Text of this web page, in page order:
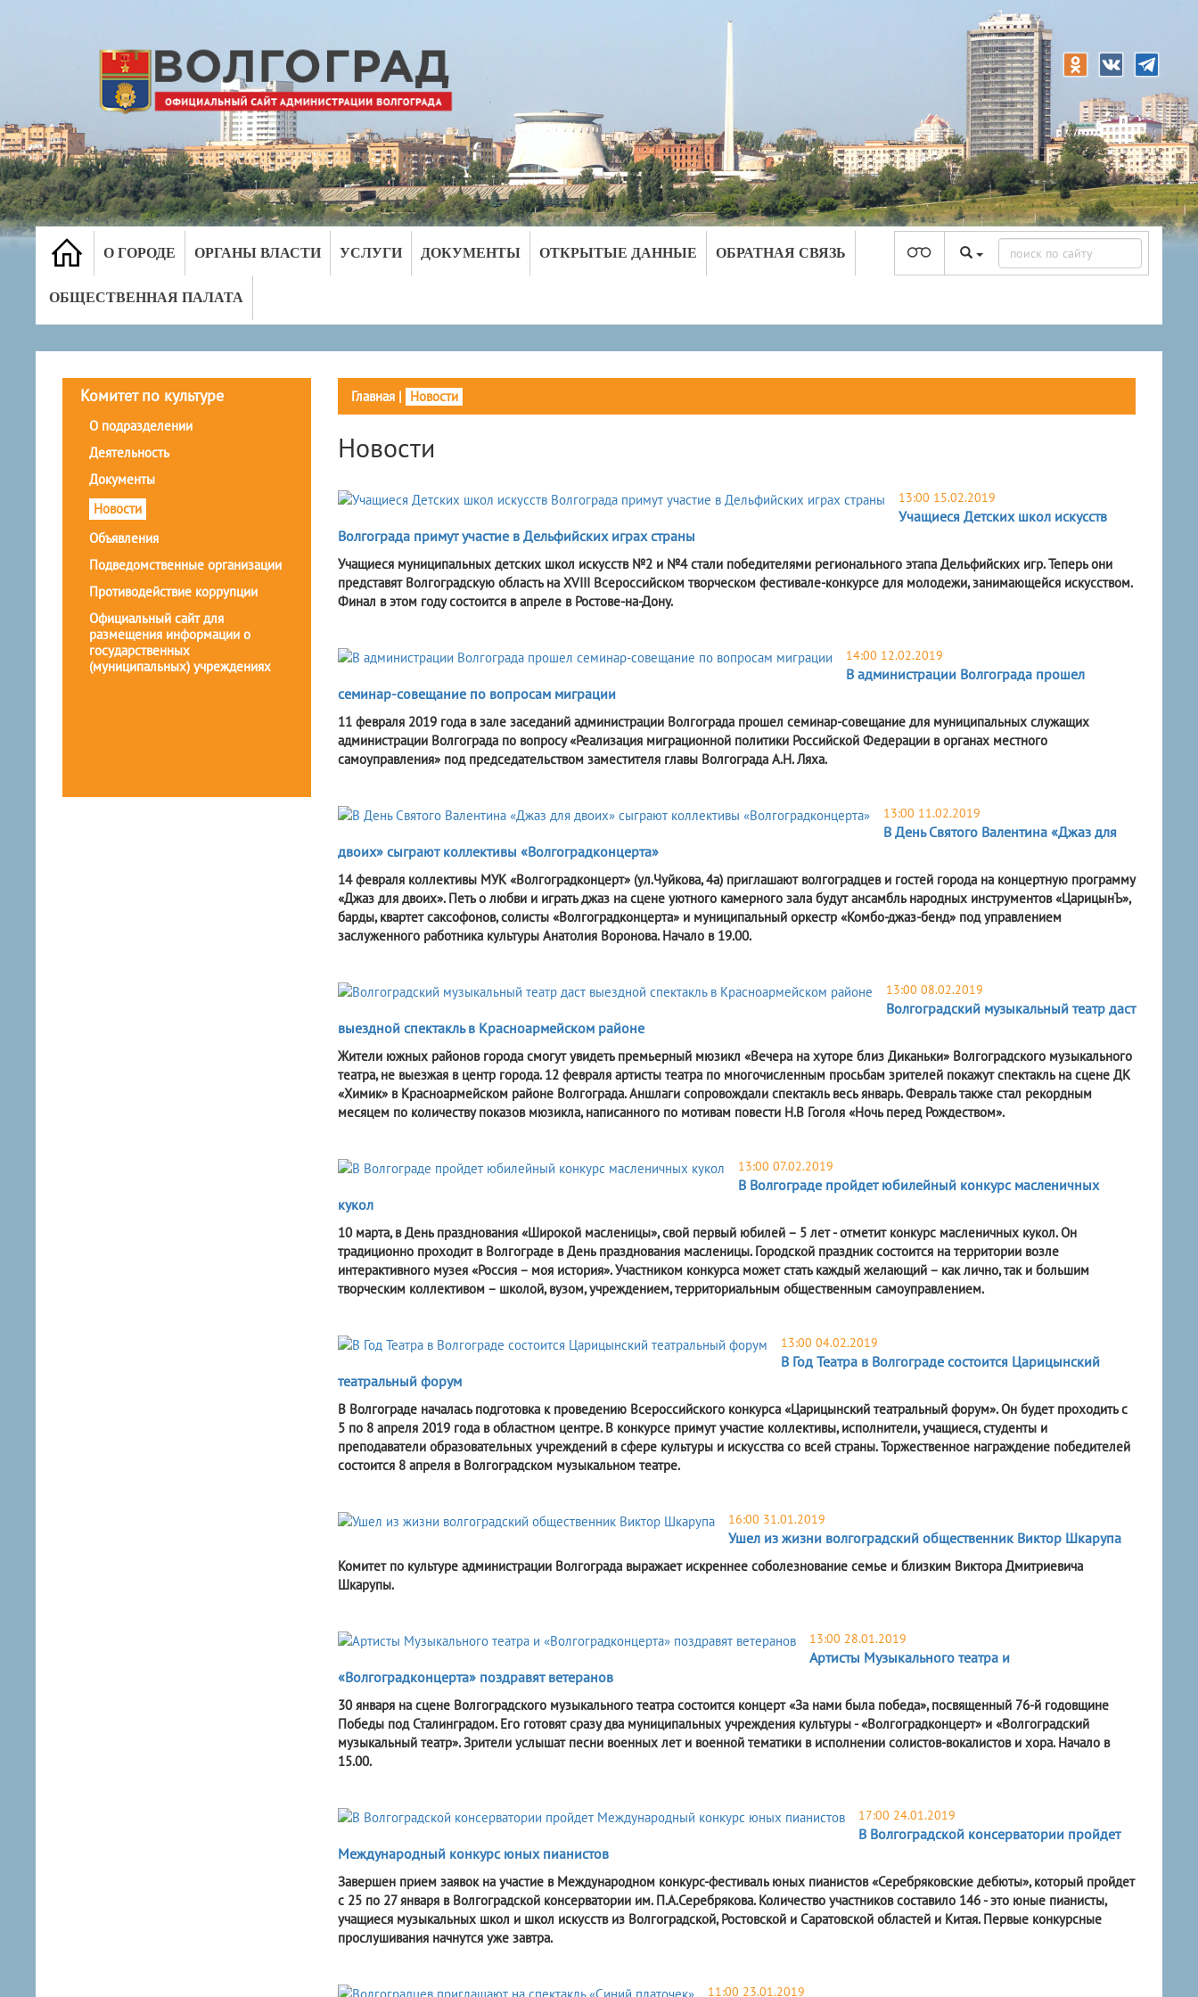
О ГОРОДЕ ОРГАНЫ ВЛАСТИ УСЛУГИ ДОКУМЕНТЫ ОТКРЫТЫЕ ДАННЫЕ ОБРАТНАЯ СВЯЗЬ
ОБЩЕСТВЕННАЯ ПАЛАТА
Комитет по культуре
О подразделении
Деятельность
Документы
Новости
Объявления
Подведомственные организации
Противодействие коррупции
Официальный сайт для
размещения информации о
государственных
(муниципальных) учреждениях
Главная| Новости
Новости
13:00 15.02.2019
Учащиеся Детских школ искусств
Волгограда примут участие в Дельфийских играх страны
Учащиеся муниципальных детских школ искусств №2 и №4 стали победителями регионального этапа Дельфийских игр. Теперь они
представят Волгоградскую область на XVIII Всероссийском творческом фестивале-конкурсе для молодежи, занимающейся искусством.
Финал в этом году состоится в апреле в Ростове-на-Дону.
14:00 12.02.2019
В администрации Волгограда прошел
семинар-совещание по вопросам миграции
11 февраля 2019 года в зале заседаний администрации Волгограда прошел семинар-совещание для муниципальных служащих
администрации Волгограда по вопросу «Реализация миграционной политики Российской Федерации в органах местного
самоуправления» под председательством заместителя главы Волгограда А.Н. Ляха.
13:00 11.02.2019
В День Святого Валентина «Джаз для
двоих» сыграют коллективы «Волгоградконцерта»
14 февраля коллективы МУК «Волгоградконцерт» (ул.Чуйкова, 4а) приглашают волгоградцев и гостей города на концертную программу
«Джаз для двоих». Петь о любви и играть джаз на сцене уютного камерного зала будут ансамбль народных инструментов «ЦарицынЪ»,
барды, квартет саксофонов, солисты «Волгоградконцерта» и муниципальный оркестр «Комбо-джаз-бенд» под управлением
заслуженного работника культуры Анатолия Воронова. Начало в 19.00.
13:00 08.02.2019
Волгоградский музыкальный театр даст
выездной спектакль в Красноармейском районе
Жители южных районов города смогут увидеть премьерный мюзикл «Вечера на хуторе близ Диканьки» Волгоградского музыкального
театра, не выезжая в центр города. 12 февраля артисты театра по многочисленным просьбам зрителей покажут спектакль на сцене ДК
«Химик» в Красноармейском районе Волгограда. Аншлаги сопровождали спектакль весь январь. Февраль также стал рекордным
месяцем по количеству показов мюзикла, написанного по мотивам повести Н.В Гоголя «Ночь перед Рождеством».
13:00 07.02.2019
В Волгограде пройдет юбилейный конкурс масленичных
кукол
10 марта, в День празднования «Широкой масленицы», свой первый юбилей – 5 лет - отметит конкурс масленичных кукол. Он
традиционно проходит в Волгограде в День празднования масленицы. Городской праздник состоится на территории возле
интерактивного музея «Россия – моя история». Участником конкурса может стать каждый желающий – как лично, так и большим
творческим коллективом – школой, вузом, учреждением, территориальным общественным самоуправлением.
13:00 04.02.2019
В Год Театра в Волгограде состоится Царицынский
театральный форум
В Волгограде началась подготовка к проведению Всероссийского конкурса «Царицынский театральный форум». Он будет проходить с
5 по 8 апреля 2019 года в областном центре. В конкурсе примут участие коллективы, исполнители, учащиеся, студенты и
преподаватели образовательных учреждений в сфере культуры и искусства со всей страны. Торжественное награждение победителей
состоится 8 апреля в Волгоградском музыкальном театре.
16:00 31.01.2019
Ушел из жизни волгоградский общественник Виктор Шкарупа
Комитет по культуре администрации Волгограда выражает искреннее соболезнование семье и близким Виктора Дмитриевича
Шкарупы.
13:00 28.01.2019
Артисты Музыкального театра и
«Волгоградконцерта» поздравят ветеранов
30 января на сцене Волгоградского музыкального театра состоится концерт «За нами была победа», посвященный 76-й годовщине
Победы под Сталинградом. Его готовят сразу два муниципальных учреждения культуры - «Волгоградконцерт» и «Волгоградский
музыкальный театр». Зрители услышат песни военных лет и военной тематики в исполнении солистов-вокалистов и хора. Начало в
15.00.
17:00 24.01.2019
В Волгоградской консерватории пройдет
Международный конкурс юных пианистов
Завершен прием заявок на участие в Международном конкурс-фестиваль юных пианистов «Серебряковские дебюты», который пройдет
с 25 по 27 января в Волгоградской консерватории им. П.А.Серебрякова. Количество участников составило 146 - это юные пианисты,
учащиеся музыкальных школ и школ искусств из Волгоградской, Ростовской и Саратовской областей и Китая. Первые конкурсные
прослушивания начнутся уже завтра.
11:00 23.01.2019